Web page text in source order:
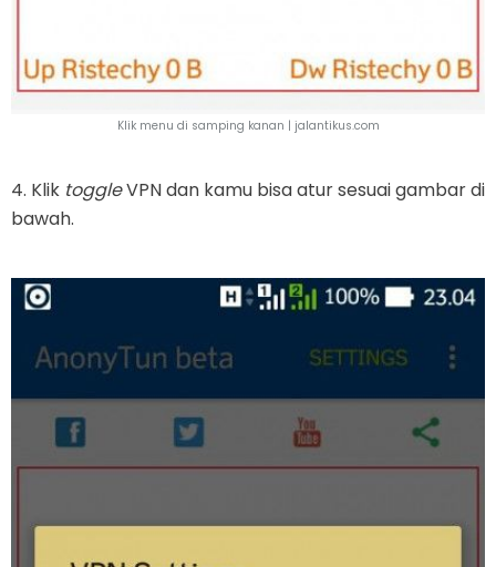
Klik menu di samping kanan | jalantikus.com
4. Klik toggleVPN dan kamu bisa atur sesuai gambar di
bawah.